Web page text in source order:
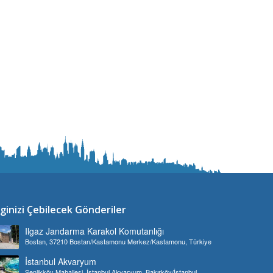
Çebilecek Gönderiler
Ilgaz Jandarma Karakol Komutanlığı
Bostan, 37210 Bostan/Kastamonu Merkez/Kastamonu, Türkiye
İstanbul Akvaryum